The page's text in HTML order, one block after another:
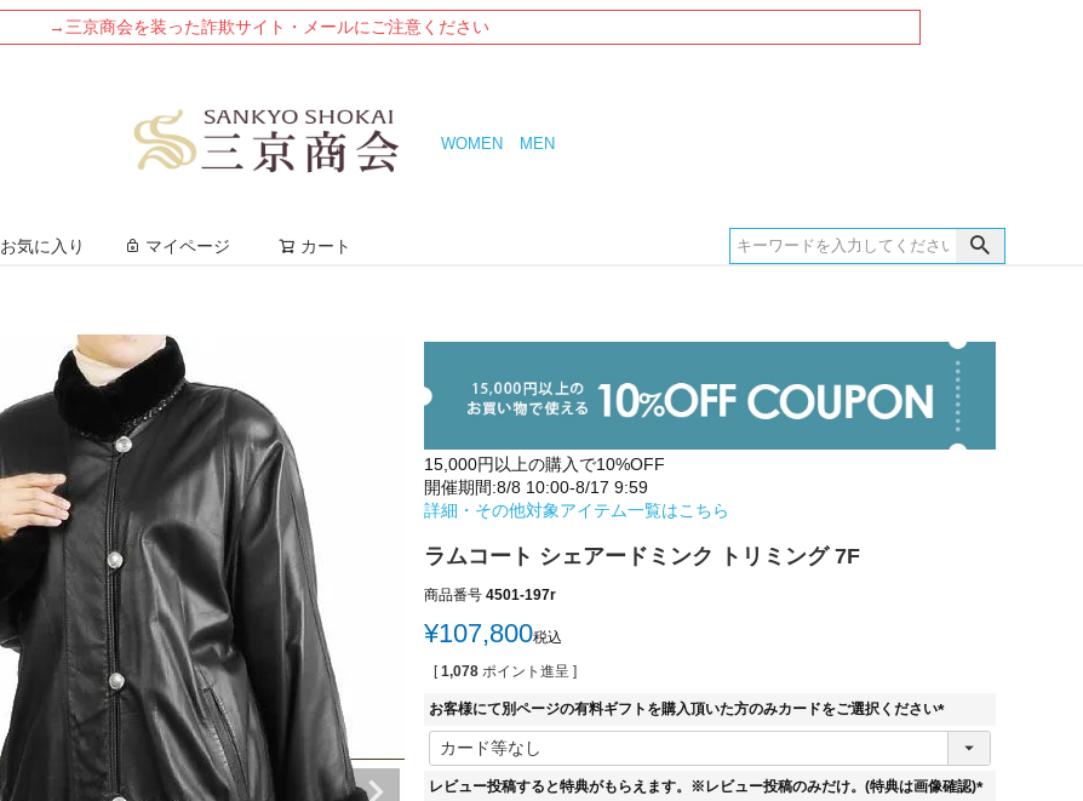
→三京商会を装った詐欺サイト・メールにご注意ください
WOMEN MEN
お気に入り マイページ カート
15,000円以上の購入で10%OFF
開催期間:8/8 10:00-8/17 9:59
詳細・その他対象アイテム一覧はこちら
ラムコート シェアードミンク トリミング 7F
商品番号 4501-197r
¥107,800税込
[ 1,078 ポイント進呈 ]
お客様にて別ページの有料ギフトを購入頂いた方のみカードをご選択ください
(
須
レビュー投稿すると特典がもらえます。※レビュー投稿のみだけ。(特典は画像確認)